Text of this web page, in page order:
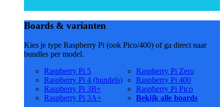
Boards & varianten
Kies je type Raspberry Pi (ook Pico/400) of ga direct naar
bundles per model.
Raspberry Pi 5
Raspberry Pi 4 (bundels)
Raspberry Pi 3B+
Raspberry Pi 3A+
Raspberry Pi Zero
Raspberry Pi 400
Raspberry Pi Pico
Bekijk alle boards